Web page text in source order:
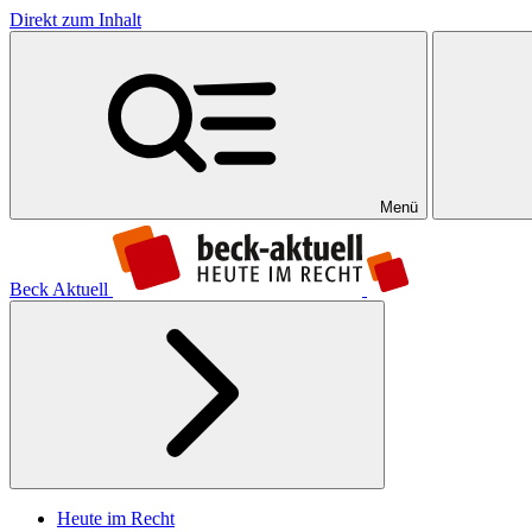
Direkt zum Inhalt
Menü
Beck Aktuell
Heute im Recht